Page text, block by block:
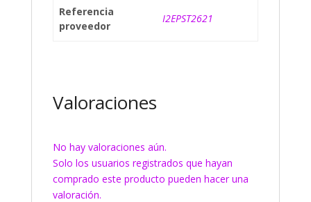
Referencia
proveedor
I2EPST2621
Valoraciones
No hay valoraciones aún.
Solo los usuarios registrados que hayan
comprado este producto pueden hacer una
valoración.